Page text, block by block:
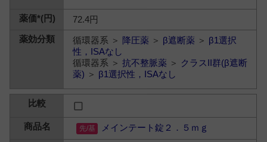
72.4円
循環器系 ＞ 降圧薬 ＞ β遮断薬 ＞ β1選択
性，ISAなし
循環器系 ＞抗不整脈薬 ＞ クラスII群(β遮断
薬) ＞ β1選択性，ISAなし
メインテート錠２．５ｍｇ